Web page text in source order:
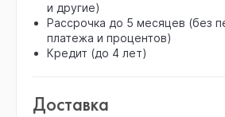
и другие)
Рассрочка до 5 месяцев (без
платежа и процентов)
Кредит (до 4 лет)
Доставка